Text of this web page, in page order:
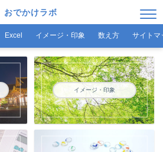
おでかけラボ
Excel イメージ・印象 数え方 サイトマ
イメージ・印象